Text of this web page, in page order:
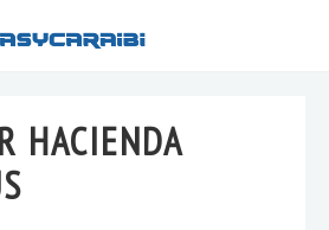
HACIENDA